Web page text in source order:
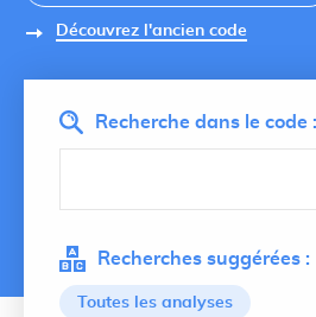
Découvrez l'ancien code
Recherche dans le code :
Recherches suggérées :
Toutes les analyses